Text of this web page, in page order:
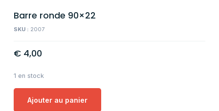
Barre ronde 90×22
SKU : 2007
€ 4,00
1 en stock
Ajouter au panier